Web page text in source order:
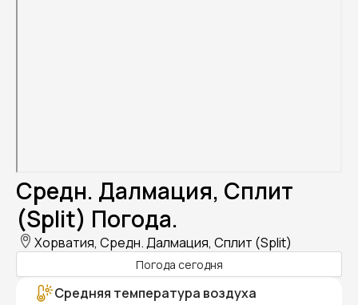
Средн. Далмация, Сплит
(Split) Погода.
Хорватия, Средн. Далмация, Сплит (Split)
Погода сегодня
Средняя температура воздуха